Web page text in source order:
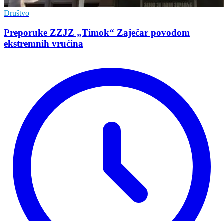
Društvo
Preporuke ZZJZ „Timok“ Zaječar povodom
ekstremnih vrućina